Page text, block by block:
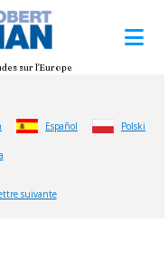
sur l'Europe
Español Polski
suivante